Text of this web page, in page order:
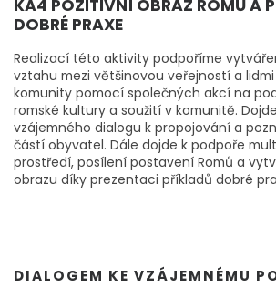
KA4 POZITIVNÍ OBRAZ ROMŮ A
DOBRÉ PRAXE
Realizací této aktivity podpoříme
vztahu mezi většinovou veřejností a lidmi
komunity pomocí společných akcí na
romské kultury a soužití v komunitě.
vzájemného dialogu k propojování a
částí obyvatel. Dále dojde k podpoře
prostředí, posílení postavení Romů a
obrazu díky prezentaci příkladů dobré
DIALOGEM KE VZÁJEMNÉMU